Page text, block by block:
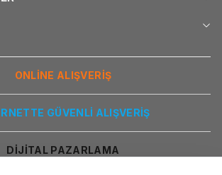
ONLİNE ALIŞVERİŞ
GÜVENLİ ALIŞVERİŞ
DİJİTAL PAZARLAMA